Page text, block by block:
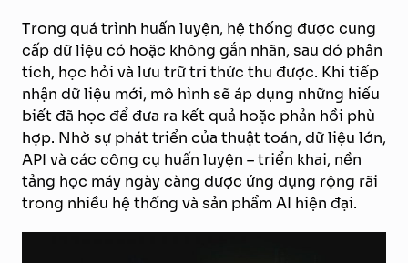
Trong quá trình huấn luyện, hệ thống được cung
cấp dữ liệu có hoặc không gắn nhãn, sau đó phân
tích, học hỏi và lưu trữ tri thức thu được. Khi tiếp
nhận dữ liệu mới, mô hình sẽ áp dụng những hiểu
biết đã học để đưa ra kết quả hoặc phản hồi phù
hợp. Nhờ sự phát triển của thuật toán, dữ liệu lớn,
API và các công cụ huấn luyện – triển khai, nền
tảng học máy ngày càng được ứng dụng rộng rãi
trong nhiều hệ thống và sản phẩm AI hiện đại.